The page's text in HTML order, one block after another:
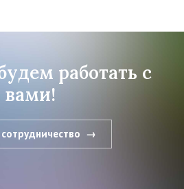
работать с
вами!